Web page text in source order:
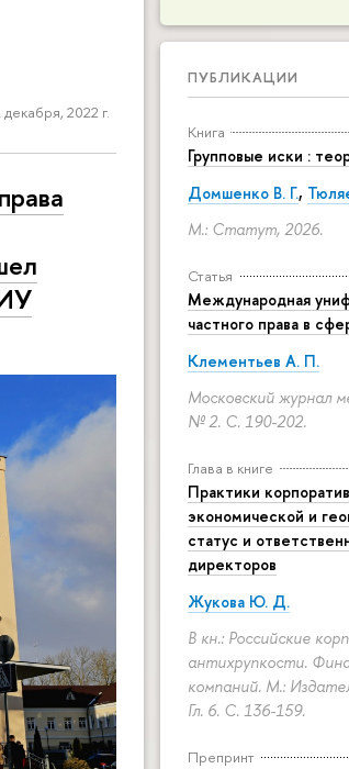
ПУБЛИКАЦИИ
Книга
Групповые иски :
Домшенко В. Г.,
М.: Статут, 2026.
Статья
Международная
частного права в
Клементьев А. П.
Московский журнал
№ 2. С. 190-202.
Глава в книге
Практики
экономической и
статус и
директоров
Жукова Ю. Д.
В кн.: Российские
антихрупкости.
компаний. М.:
Гл. 6. С. 136-159.
Препринт
декабря, 2022 г.